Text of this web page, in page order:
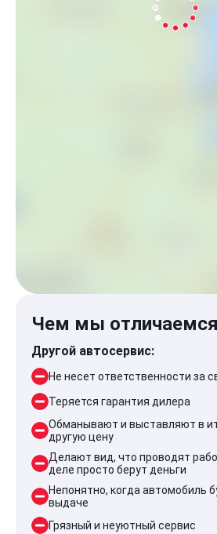
Чем мы
Другой автосервис:
Не несет ответственности за
Теряется гарантия дилера
Обманывают и выставляют в
другую цену
Делают вид, что проводят
деле просто берут деньги
Непонятно, когда автомобиль
выдаче
Грязный и неуютный сервис